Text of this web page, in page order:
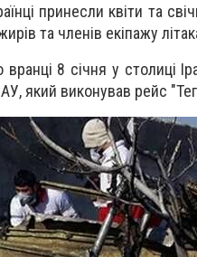
принесли квіти та
та членів екіпажу
вранці 8 січня у столиці
, який виконував рейс